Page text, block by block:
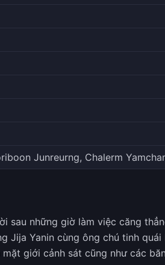
Junreurng, Chalerm
sau những giờ làm việc căng
Jija Yanin cùng ông chú tinh
giới cảnh sát cũng như các